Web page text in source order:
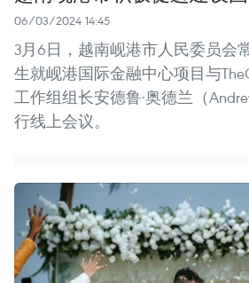
06/03/2024 14:45
3月6日，越南岘港市人民委员会
生就岘港国际金融中心项目与
工作组组长安德鲁·奥德兰（
行线上会议。